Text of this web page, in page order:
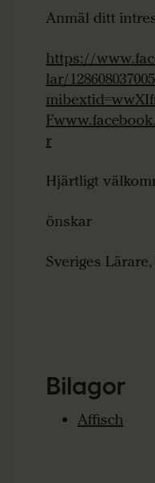
Anmäl ditt
https://
lar/
r
Hjärtligt
önskar
Sveriges
Bilagor
Affisch